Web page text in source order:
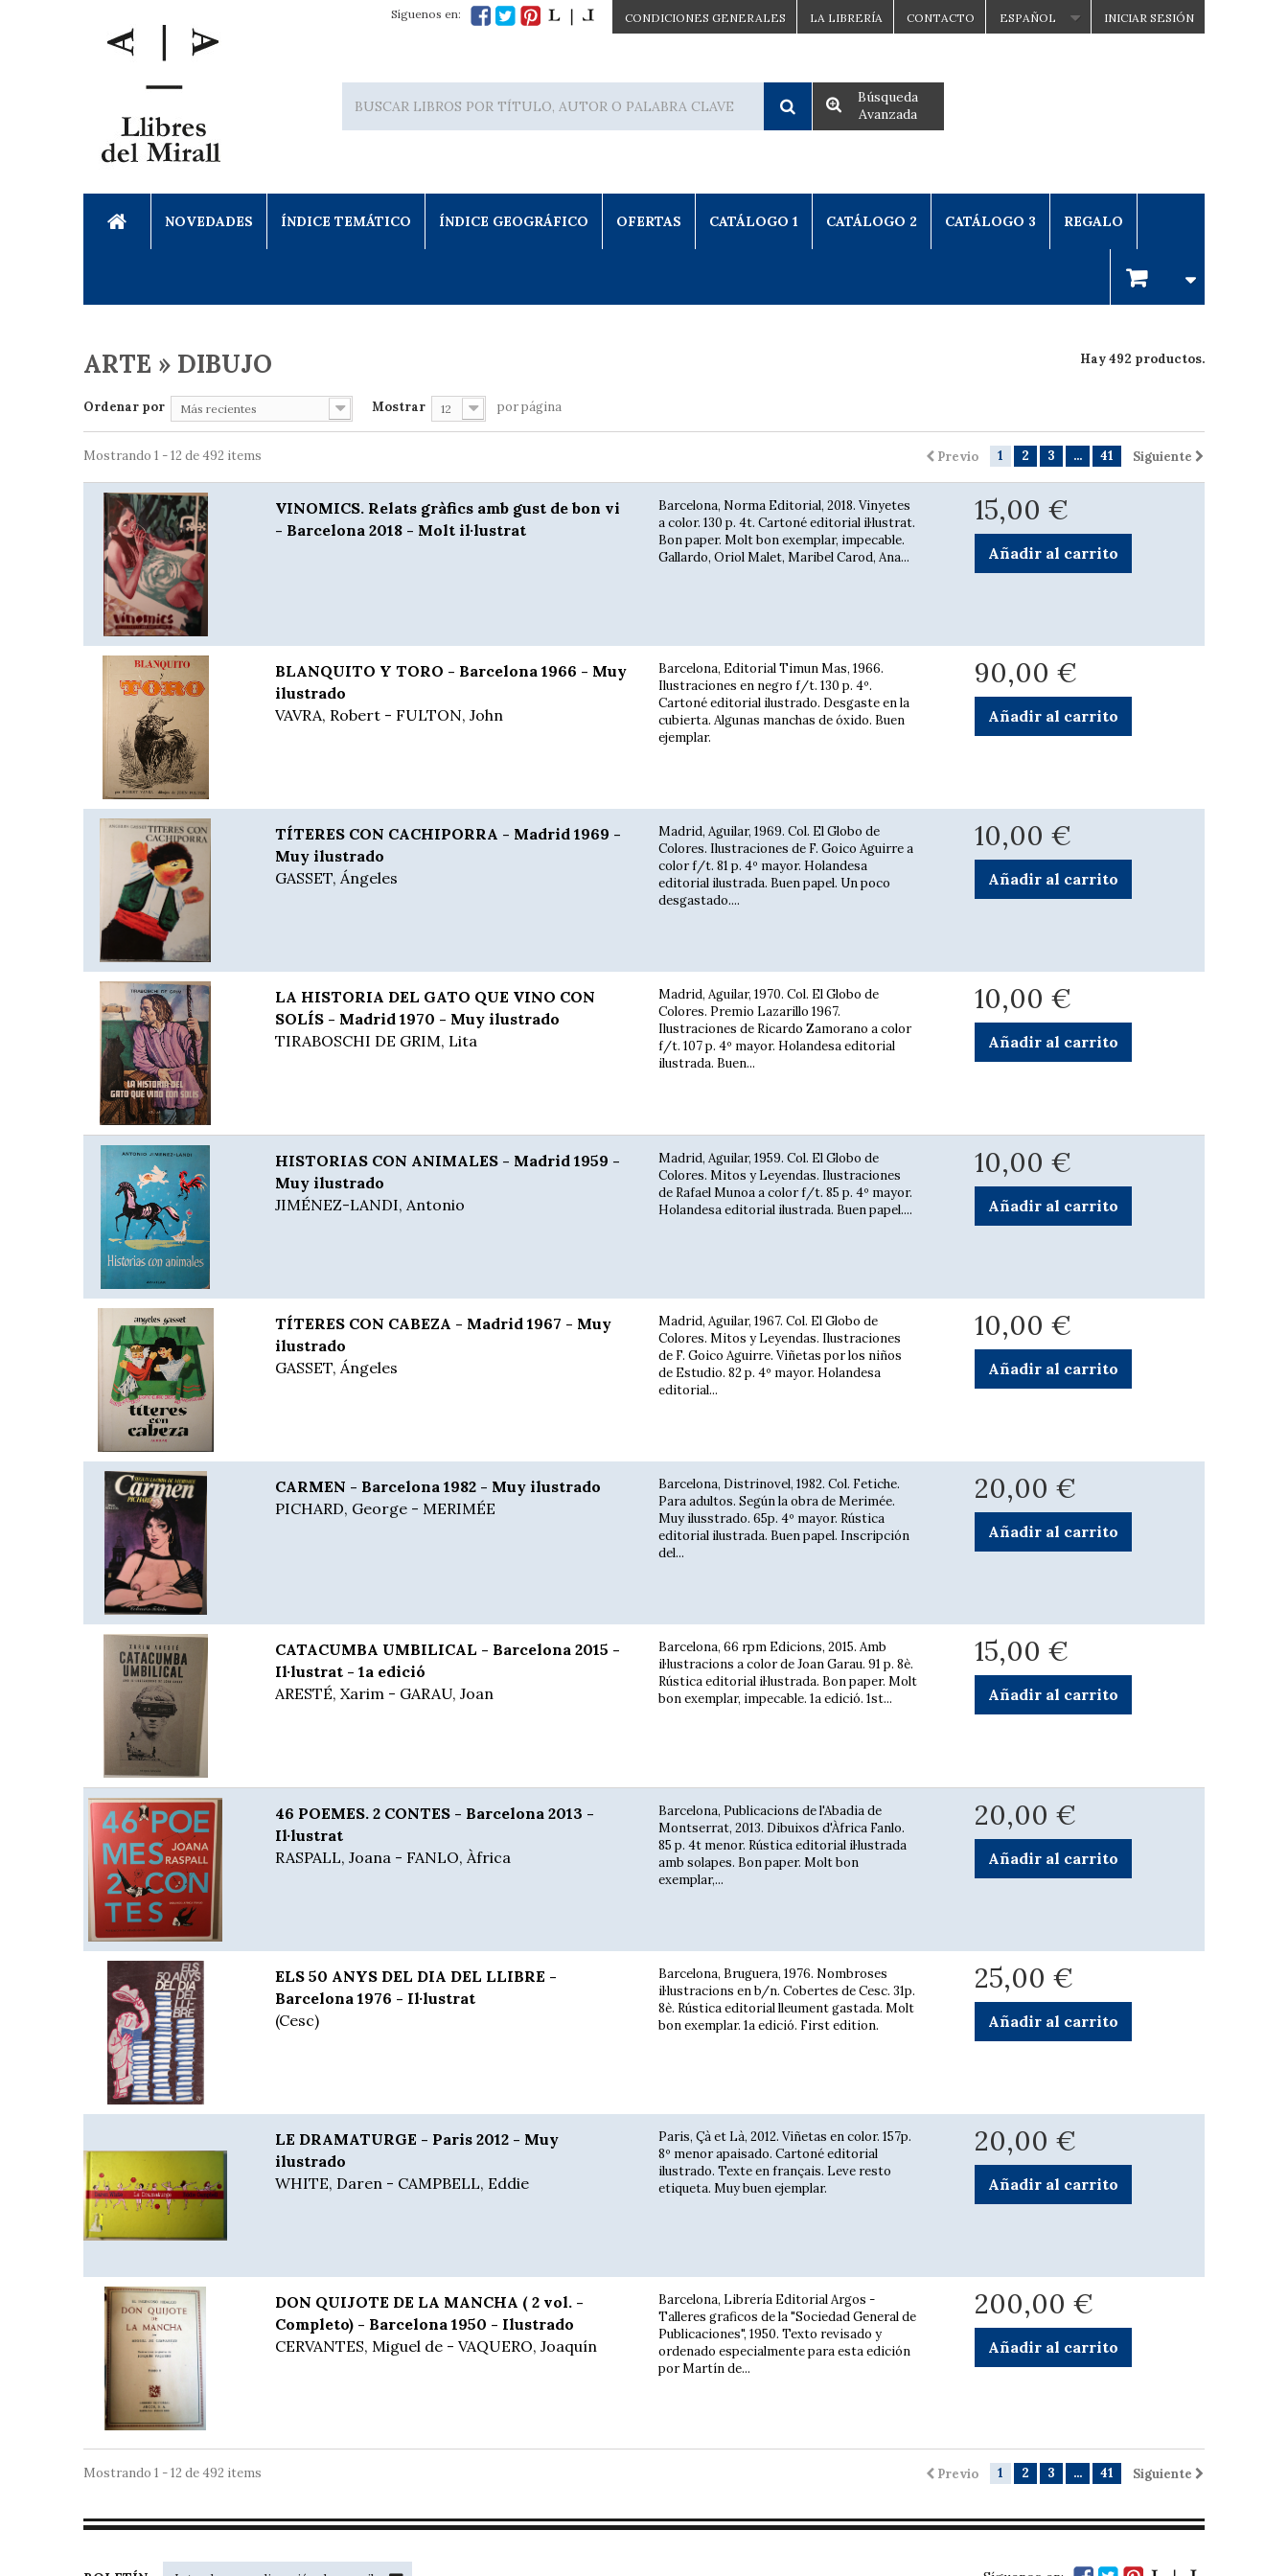
INICIAR SESIÓN
ESPAÑOL
CONTACTO
LA LIBRERÍA
CONDICIONES GENERALES
Síguenos en:
Búsqueda
Avanzada
NOVEDADES ÍNDICE TEMÁTICO ÍNDICE GEOGRÁFICO OFERTAS CATÁLOGO 1 CATÁLOGO 2 CATÁLOGO 3 REGALO
ARTE » DIBUJO Hay 492 productos.
Ordenar por Más recientes Mostrar 12 por página
Previo 1 2 3 ... 41 Siguiente
Mostrando 1 - 12 de 492 items
VINOMICS. Relats gràfics amb gust de bon vi
- Barcelona 2018 - Molt il·lustrat
Barcelona, Norma Editorial, 2018. Vinyetes
a color. 130 p. 4t. Cartoné editorial il·lustrat.
Bon paper. Molt bon exemplar, impecable.
Gallardo, Oriol Malet, Maribel Carod, Ana...
15,00 €
Añadir al carrito
BLANQUITO Y TORO - Barcelona 1966 - Muy
ilustrado
VAVRA, Robert - FULTON, John
Barcelona, Editorial Timun Mas, 1966.
Ilustraciones en negro f/t. 130 p. 4º.
Cartoné editorial ilustrado. Desgaste en la
cubierta. Algunas manchas de óxido. Buen
ejemplar.
90,00 €
Añadir al carrito
TÍTERES CON CACHIPORRA - Madrid 1969 -
Muy ilustrado
GASSET, Ángeles
Madrid, Aguilar, 1969. Col. El Globo de
Colores. Ilustraciones de F. Goico Aguirre a
color f/t. 81 p. 4º mayor. Holandesa
editorial ilustrada. Buen papel. Un poco
desgastado....
10,00 €
Añadir al carrito
LA HISTORIA DEL GATO QUE VINO CON
SOLÍS - Madrid 1970 - Muy ilustrado
TIRABOSCHI DE GRIM, Lita
Madrid, Aguilar, 1970. Col. El Globo de
Colores. Premio Lazarillo 1967.
Ilustraciones de Ricardo Zamorano a color
f/t. 107 p. 4º mayor. Holandesa editorial
ilustrada. Buen...
10,00 €
Añadir al carrito
HISTORIAS CON ANIMALES - Madrid 1959 -
Muy ilustrado
JIMÉNEZ-LANDI, Antonio
Madrid, Aguilar, 1959. Col. El Globo de
Colores. Mitos y Leyendas. Ilustraciones
de Rafael Munoa a color f/t. 85 p. 4º mayor.
Holandesa editorial ilustrada. Buen papel....
10,00 €
Añadir al carrito
TÍTERES CON CABEZA - Madrid 1967 - Muy
ilustrado
GASSET, Ángeles
Madrid, Aguilar, 1967. Col. El Globo de
Colores. Mitos y Leyendas. Ilustraciones
de F. Goico Aguirre. Viñetas por los niños
de Estudio. 82 p. 4º mayor. Holandesa
editorial...
10,00 €
Añadir al carrito
CARMEN - Barcelona 1982 - Muy ilustrado
PICHARD, George - MERIMÉE
Barcelona, Distrinovel, 1982. Col. Fetiche.
Para adultos. Según la obra de Merimée.
Muy ilusstrado. 65p. 4º mayor. Rústica
editorial ilustrada. Buen papel. Inscripción
del...
20,00 €
Añadir al carrito
CATACUMBA UMBILICAL - Barcelona 2015 -
Il·lustrat - 1a edició
ARESTÉ, Xarim - GARAU, Joan
Barcelona, 66 rpm Edicions, 2015. Amb
il·lustracions a color de Joan Garau. 91 p. 8è.
Rústica editorial il·lustrada. Bon paper. Molt
bon exemplar, impecable. 1a edició. 1st...
15,00 €
Añadir al carrito
46 POEMES. 2 CONTES - Barcelona 2013 -
Il·lustrat
RASPALL, Joana - FANLO, Àfrica
Barcelona, Publicacions de l'Abadia de
Montserrat, 2013. Dibuixos d'Àfrica Fanlo.
85 p. 4t menor. Rústica editorial il·lustrada
amb solapes. Bon paper. Molt bon
exemplar,...
20,00 €
Añadir al carrito
ELS 50 ANYS DEL DIA DEL LLIBRE -
Barcelona 1976 - Il·lustrat
(Cesc)
Barcelona, Bruguera, 1976. Nombroses
il·lustracions en b/n. Cobertes de Cesc. 31p.
8è. Rústica editorial lleument gastada. Molt
bon exemplar. 1a edició. First edition.
25,00 €
Añadir al carrito
LE DRAMATURGE - Paris 2012 - Muy
ilustrado
WHITE, Daren - CAMPBELL, Eddie
Paris, Çà et Là, 2012. Viñetas en color. 157p.
8º menor apaisado. Cartoné editorial
ilustrado. Texte en français. Leve resto
etiqueta. Muy buen ejemplar.
20,00 €
Añadir al carrito
DON QUIJOTE DE LA MANCHA ( 2 vol. -
Completo) - Barcelona 1950 - Ilustrado
CERVANTES, Miguel de - VAQUERO, Joaquín
Barcelona, Librería Editorial Argos -
Talleres graficos de la "Sociedad General de
Publicaciones", 1950. Texto revisado y
ordenado especialmente para esta edición
por Martín de...
200,00 €
Añadir al carrito
Previo 1 2 3 ... 41 Siguiente
Mostrando 1 - 12 de 492 items